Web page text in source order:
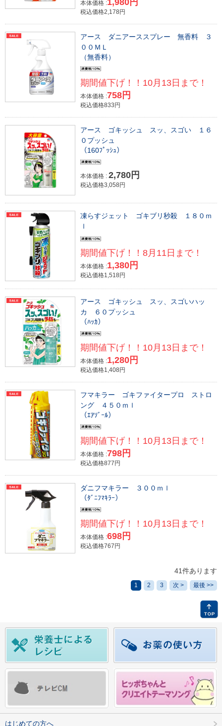
本体価格 :1,980円
税込価格2,178円
アース ダニアーススプレー 無香料 ３
００ＭＬ
（無香料）
期間値下げ！！10月13日まで！
本体価格 :758円
税込価格833円
アース ゴキッシュ スッ、スゴい １６
０プッシュ
（160ﾌﾟｯｼｭ）
本体価格 : 2,780円
税込価格3,058円
凍らすジェット ゴキブリ秒殺 １８０ｍ
ｌ
期間値下げ！！8月11日まで！
本体価格 :1,380円
税込価格1,518円
アース ゴキッシュ スッ、スゴいハッ
カ ６０プッシュ
（ﾊｯｶ）
期間値下げ！！10月13日まで！
本体価格 :1,280円
税込価格1,408円
フマキラー ゴキファイタープロ ストロ
ング ４５０ｍｌ
（ｴｱｿﾞｰﾙ）
期間値下げ！！10月13日まで！
本体価格 :798円
税込価格877円
ダニフマキラー ３００ｍｌ
（ﾀﾞﾆﾌﾏｷﾗｰ）
期間値下げ！！10月13日まで！
本体価格 :698円
税込価格767円
41件あります
1 2 3 次 > 最後 >>
はじめての方へ